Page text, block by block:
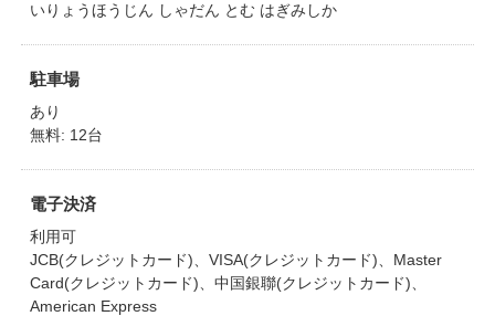
いりょうほうじん しゃだん とむ はぎみしか
駐車場
あり
無料: 12台
電子決済
利用可
JCB(クレジットカード)、VISA(クレジットカード)、Master
Card(クレジットカード)、中国銀聯(クレジットカード)、
American Express